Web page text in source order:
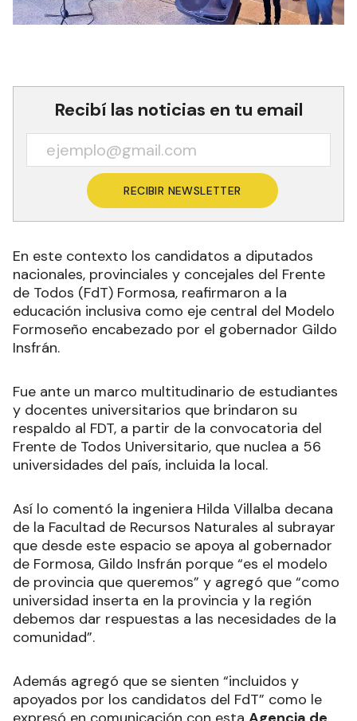
Recibí las noticias en tu email
RECIBIR NEWSLETTER
En este contexto los candidatos a diputados
nacionales, provinciales y concejales del Frente
de Todos (FdT) Formosa, reafirmaron a la
educación inclusiva como eje central del Modelo
Formoseño encabezado por el gobernador Gildo
Insfrán.
Fue ante un marco multitudinario de estudiantes
y docentes universitarios que brindaron su
respaldo al FDT, a partir de la convocatoria del
Frente de Todos Universitario, que nuclea a 56
universidades del país, incluida la local.
Así lo comentó la ingeniera Hilda Villalba decana
de la Facultad de Recursos Naturales al subrayar
que desde este espacio se apoya al gobernador
de Formosa, Gildo Insfrán porque “es el modelo
de provincia que queremos” y agregó que “como
universidad inserta en la provincia y la región
debemos dar respuestas a las necesidades de la
comunidad”.
Además agregó que se sienten “incluidos y
apoyados por los candidatos del FdT” como le